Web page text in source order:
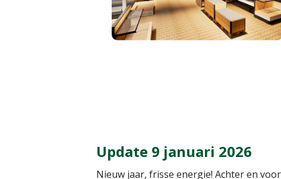
Update 9 januari 2026
Nieuw jaar, frisse energie! Achter en